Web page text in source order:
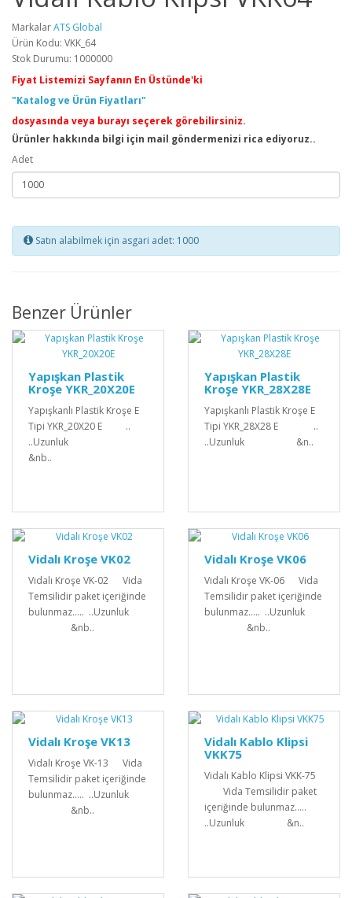
MarkalarATS Global
Ürün Kodu: VKK_64
Stok Durumu: 1000000
Fiyat Listemizi Sayfanın En Üstünde'ki
"Katalog ve Ürün Fiyatları"
dosyasında veya burayı seçerek görebilirsiniz.
Ürünler hakkında bilgi için mail göndermenizi rica ediyoruz..
Adet
Satın alabilmek için asgari adet: 1000
Benzer Ürünler
Yapışkan Plastik
Kroşe YKR_20X20E
Yapışkanlı Plastik Kroşe E
Tipi YKR_20X20 E ..
..Uzunluk
&nb..
Yapışkan Plastik
Kroşe YKR_28X28E
Yapışkanlı Plastik Kroşe E
Tipi YKR_28X28 E ..
..Uzunluk &n..
Vidalı Kroşe VK02
Vidalı Kroşe VK-02 Vida
Temsilidir paket içeriğinde
bulunmaz..... ..Uzunluk
&nb..
Vidalı Kroşe VK06
Vidalı Kroşe VK-06 Vida
Temsilidir paket içeriğinde
bulunmaz..... ..Uzunluk
&nb..
Vidalı Kroşe VK13
Vidalı Kroşe VK-13 Vida
Temsilidir paket içeriğinde
bulunmaz..... ..Uzunluk
&nb..
Vidalı Kablo Klipsi
VKK75
Vidalı Kablo Klipsi VKK-75
Vida Temsilidir paket
içeriğinde bulunmaz.....
..Uzunluk &n..